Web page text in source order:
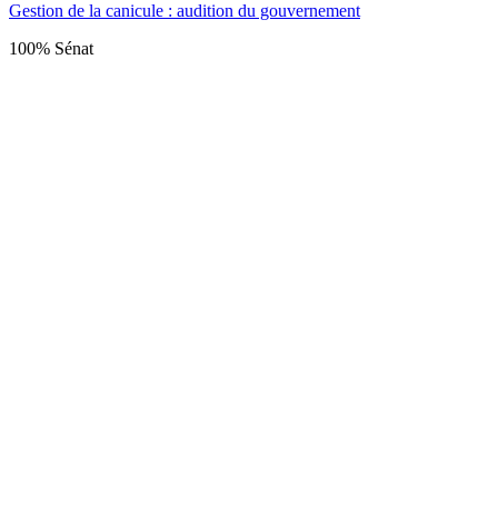
Gestion de la canicule : audition du gouvernement
100% Sénat